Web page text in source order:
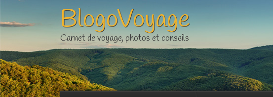
BlogoVoyage
Carnet de voyage, photos et conseils
Twitter FaceBook